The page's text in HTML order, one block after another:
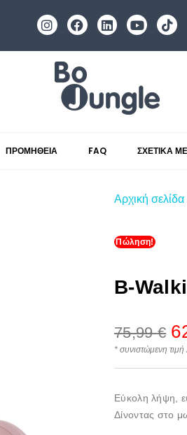
ΠΡΟΜΉΘΕΙΑ FAQ ΣΧΕΤΙΚΆ
Αρχική σελίδα
Πώληση!
B-
75,99€
* συνιστώμενη τιμή
Εύκολη λήψη,
Δίνοντας στο